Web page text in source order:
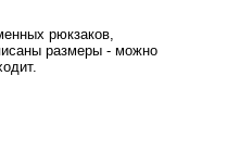
рюкзаков,
размеры - можно